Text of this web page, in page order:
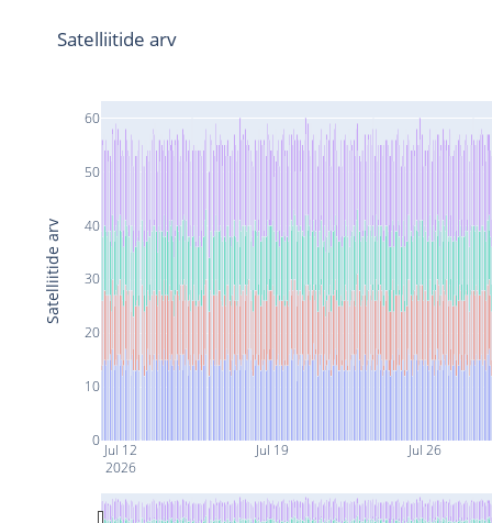
Jul 12
2026
Jul 19 Jul 26
0
10
20
30
40
50
60
Satelliitide arv
Satelliitide arv